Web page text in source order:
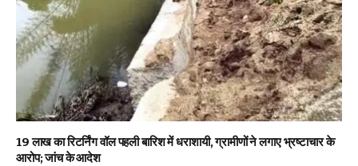
19 लाख का रिटर्निंग वॉल पहली बारिश में धराशायी, ग्रामीणों ने लगाए भ्रष्टाचार के
आरोप; जांच के आदेश